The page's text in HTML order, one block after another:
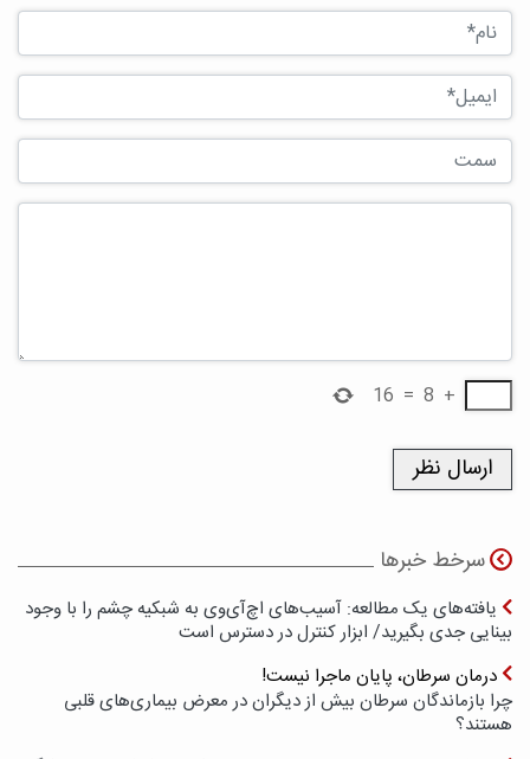
+
8
=
16
سرخط خبرها
یافته‌های یک مطالعه: آسیب‌های اچ‌آی‌وی به شبکیه چشم را با وجود
بینایی جدی بگیرید/ ابزار کنترل در دسترس است
درمان سرطان، پایان ماجرا نیست!
چرا بازماندگان سرطان بیش از دیگران در معرض بیماری‌های قلبی
هستند؟